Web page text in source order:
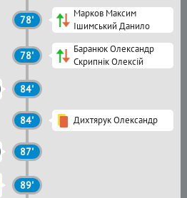
78'
Марков Максим
Ішимський Данило
78'
Баранюк Олександр
Скрипнік Олексій
84'
84' Дихтярук Олександр
87'
89'